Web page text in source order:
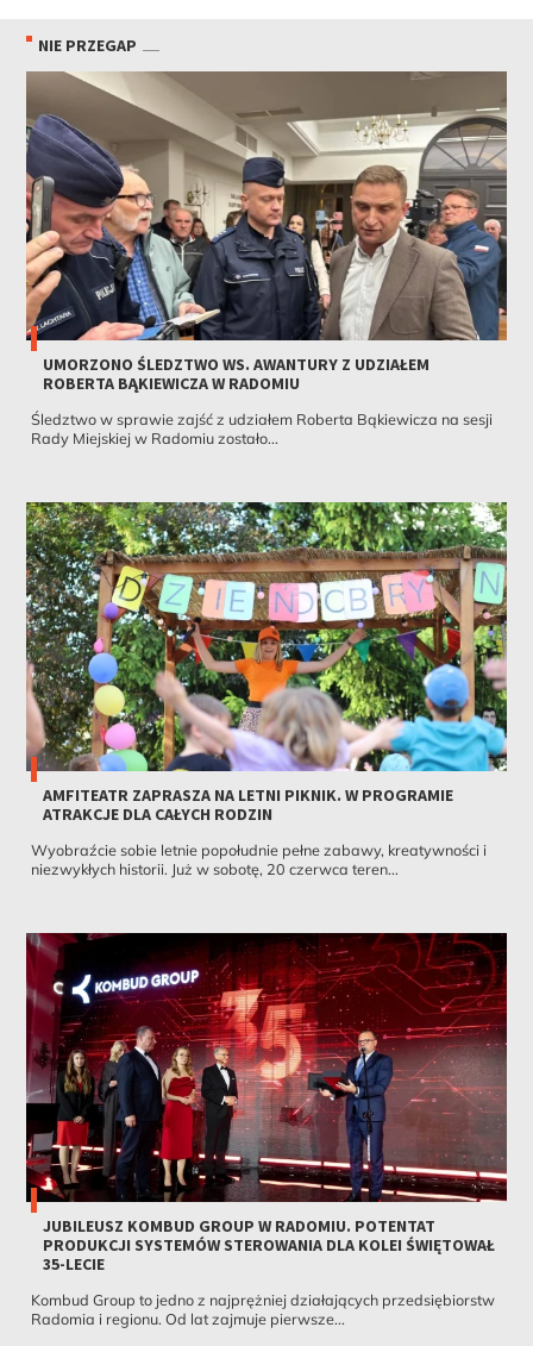
NIE PRZEGAP
UMORZONO ŚLEDZTWO WS. AWANTURY Z UDZIAŁEM
ROBERTA BĄKIEWICZA W RADOMIU
Śledztwo w sprawie zajść z udziałem Roberta Bąkiewicza na sesji
Rady Miejskiej w Radomiu zostało...
AMFITEATR ZAPRASZA NA LETNI PIKNIK. W PROGRAMIE
ATRAKCJE DLA CAŁYCH RODZIN
Wyobraźcie sobie letnie popołudnie pełne zabawy, kreatywności i
niezwykłych historii. Już w sobotę, 20 czerwca teren...
JUBILEUSZ KOMBUD GROUP W RADOMIU. POTENTAT
PRODUKCJI SYSTEMÓW STEROWANIA DLA KOLEI ŚWIĘTOWAŁ
35-LECIE
Kombud Group to jedno z najprężniej działających przedsiębiorstw
Radomia i regionu. Od lat zajmuje pierwsze...